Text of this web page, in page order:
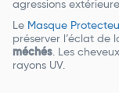
agressions
Le Masque
préserver l’éclat de
méchés. Les
rayons UV.